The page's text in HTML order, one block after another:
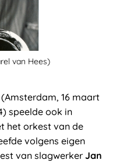
van Hees)
(Amsterdam, 16 maart
speelde ook in
het orkest van de
volgens eigen
van slagwerker Jan